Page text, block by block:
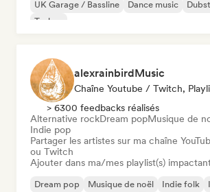
UK Garage / Bassline
Dance music
Techno
alexrainbirdMusic
Chaîne Youtube / Twitch,
> 6300 feedbacks réalisés
Alternative rockDream popMusique de
Indie pop
Partager les artistes sur ma chaîne
ou Twitch
Ajouter dans ma/mes playlist(s)
Dream pop Musique de noël Indie folk